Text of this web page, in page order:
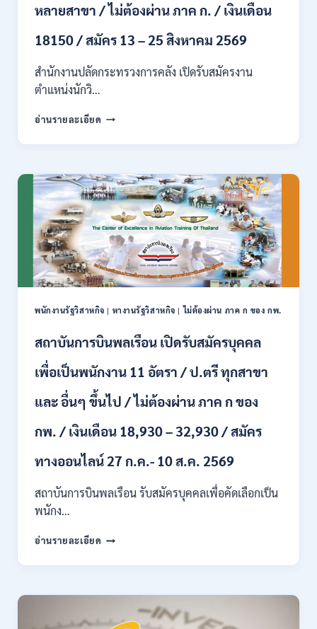
และ
ทุก
/
ผ่าน
สมัคร
ได้
/
เงิน
เดือน
สูงสุด
23,600
/
ONLINE
13
ส.ค.
หลายสาขา / ไม่ต้องผ่าน ภาค ก. / เงินเดือน
18150 / สมัคร 13 – 25 สิงหาคม 2569
สำนักงานปลัดกระทรวงการคลัง เปิดรับสมัครงาน
ตำแหน่งนักวิ…
อ่านรายละเอียด กระทรวง
คลัง
รับ
สมัคร
งาน
ป.ตรี
หลาย
สาขา
/
ไม่
ต้อง
ภาค
/
เดือน
/
13
25
สิงหาคม
2569
พนักงานรัฐวิสาหกิจ | หางานรัฐวิสาหกิจ |ไม่ต้องผ่าน ภาค ก ของ กพ.
สถาบันการบินพลเรือน เปิดรับสมัครบุคคล
เพื่อเป็นพนักงาน 11 อัตรา / ป.ตรี ทุกสาขา
และ อื่นๆ ขึ้นไป / ไม่ต้องผ่าน ภาค ก ของ
กพ. / เงินเดือน 18,930 – 32,930 / สมัคร
ทางออนไลน์ 27 ก.ค.- 10 ส.ค. 2569
สถาบันการบินพลเรือน รับสมัครบุคคลเพื่อคัดเลือกเป็น
พนักง…
อ่านรายละเอียด สถาบัน
บิน
เปิด
สมัคร